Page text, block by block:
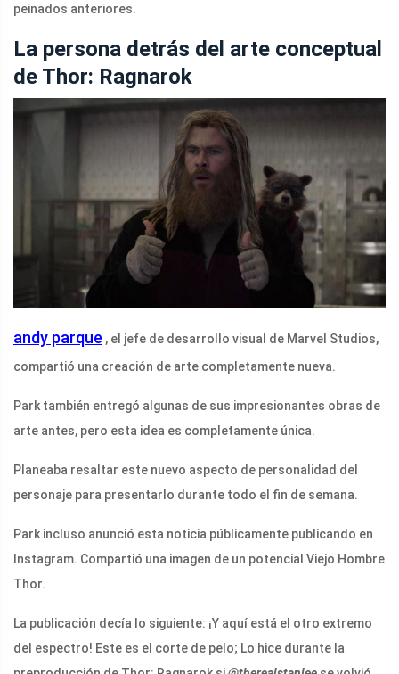
peinados anteriores.
La persona detrás del arte conceptual
de Thor: Ragnarok
andy parque , el jefe de desarrollo visual de Marvel Studios,
compartió una creación de arte completamente nueva.
Park también entregó algunas de sus impresionantes obras de
arte antes, pero esta idea es completamente única.
Planeaba resaltar este nuevo aspecto de personalidad del
personaje para presentarlo durante todo el fin de semana.
Park incluso anunció esta noticia públicamente publicando en
Instagram. Compartió una imagen de un potencial Viejo Hombre
Thor.
La publicación decía lo siguiente: ¡Y aquí está el otro extremo
del espectro! Este es el corte de pelo; Lo hice durante la